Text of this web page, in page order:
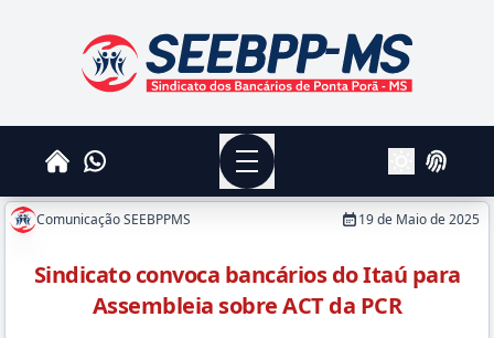
SEEBPPMS - Sindicato dos Bancários de Ponta
HomeWhatsapp
Menu
AlterarLogin
Comunicação SEEBPPMS 19 de Maio de 2025
Sindicato convoca bancários do Itaú para
Assembleia sobre ACT da PCR